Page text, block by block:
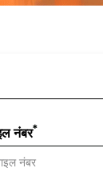
नंबर*